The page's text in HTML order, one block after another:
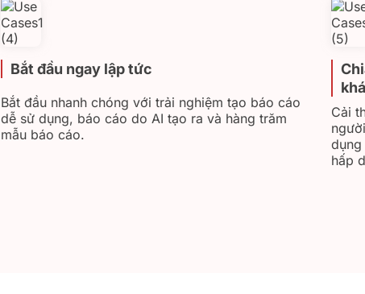
Bắt đầu ngay lập tức
Bắt đầu nhanh chóng với trải nghiệm tạo báo cáo
dễ sử dụng, báo cáo do AI tạo ra và hàng trăm
mẫu báo cáo.
Cải
dụng
hấp